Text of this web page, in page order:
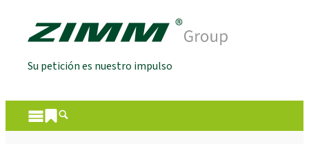
Su petición es nuestro impulso